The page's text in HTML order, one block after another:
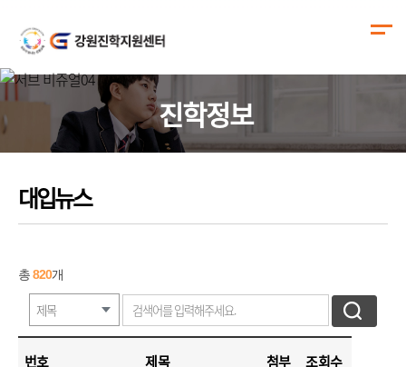
진학정보
대입뉴스
총820개
번호 제목 첨부 조회수